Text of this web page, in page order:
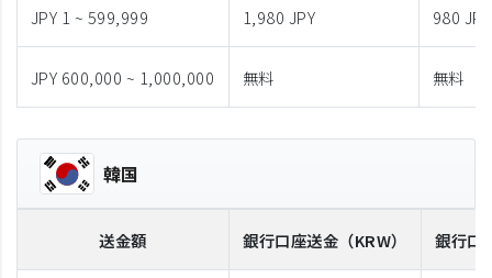
JPY 1 ~ 599,999 1,980 JPY 980 JPY
JPY 600,000 ~ 1,000,000 無料 無料
韓国
送金額 銀行口座送金 （KRW） 銀行口